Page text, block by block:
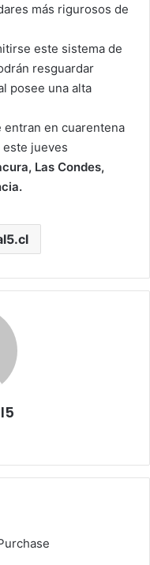
más rigurosos de
este sistema de
resguardar
posee una alta
entran en cuarentena
jueves
Las Condes,